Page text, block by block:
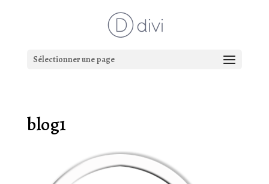
Sélectionner une page
blog1